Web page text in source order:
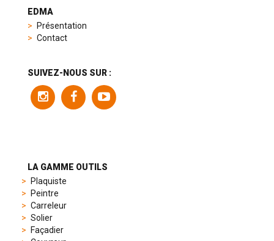
product
sporty
chronographs
elegant
EDMA
Présentation
Contact
SUIVEZ-NOUS SUR :
LA GAMME OUTILS
Plaquiste
Peintre
Carreleur
Solier
Façadier